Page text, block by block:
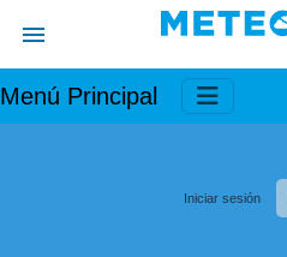
Menú Principal
Iniciar sesión